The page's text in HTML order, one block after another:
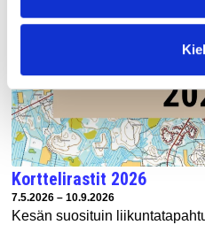
Korttelirastit 2026
Tapahtuman ajankohta:
7.5.2026 – 10.9.2026
Kesän suosituin